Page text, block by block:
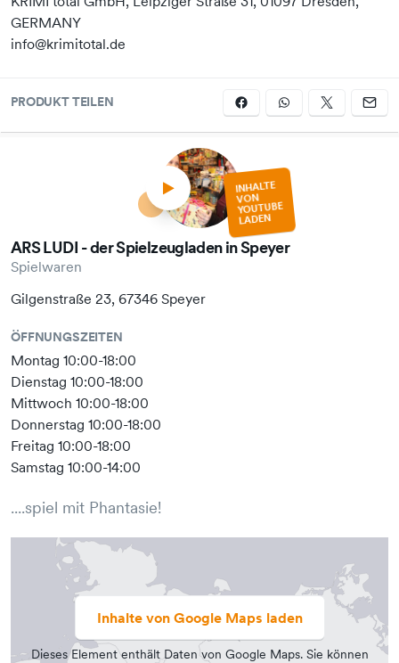
GERMANY
info@krimitotal.de
PRODUKT TEILEN
INHALTE
VON
YOUTUBE
LADEN
ARS LUDI - der Spielzeugladen in Speyer
Spielwaren
Gilgenstraße 23, 67346 Speyer
ÖFFNUNGSZEITEN
Montag 10:00-18:00
Dienstag 10:00-18:00
Mittwoch 10:00-18:00
Donnerstag 10:00-18:00
Freitag 10:00-18:00
Samstag 10:00-14:00
....spiel mit Phantasie!
Inhalte von Google Maps laden
Dieses Element enthält Daten von Google Maps. Sie können